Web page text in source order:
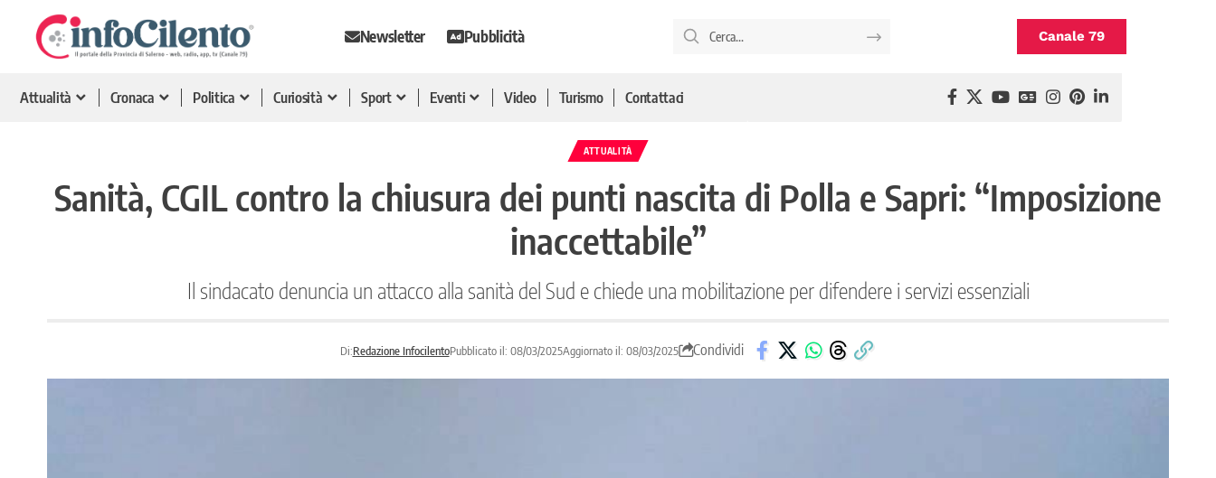
Newsletter Pubblicità Canale 79
Attualità Cronaca Politica Curiosità Sport Eventi Video Turismo Contattaci
ATTUALITÀ
Sanità, CGIL contro la chiusura dei punti nascita di Polla e Sapri: “Imposizione
inaccettabile”
Il sindacato denuncia un attacco alla sanità del Sud e chiede una mobilitazione per difendere i servizi essenziali
Di:Redazione InfocilentoPubblicato il: 08/03/2025Aggiornato il: 08/03/2025 Condividi